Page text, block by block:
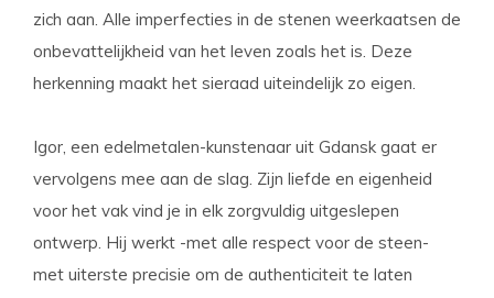
zich aan. Alle imperfecties in de stenen weerkaatsen de
onbevattelijkheid van het leven zoals het is. Deze
herkenning maakt het sieraad uiteindelijk zo eigen.
Igor, een edelmetalen-kunstenaar uit Gdansk gaat er
vervolgens mee aan de slag. Zijn liefde en eigenheid
voor het vak vind je in elk zorgvuldig uitgeslepen
ontwerp. Hij werkt -met alle respect voor de steen-
met uiterste precisie om de authenticiteit te laten